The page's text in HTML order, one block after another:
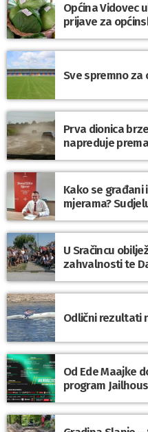
Općina Vidovec
prijave za
Sve spremno za
Prva dionica
napreduje
Kako se
mjerama?
U Sračincu
zahvalnosti te
Odlični rezultati
Od Ede Maajke
program